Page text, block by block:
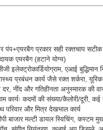
पंप+एयरबैग प्रकार सही रक्तचाप
एयरबैग (हटाने योग्य)
इलेक्ट्रोकार्डियोग्राम, एआई बुद्धिमान
प्रबंधन कार्य जैसे रक्त शर्करा,
नींद और गतिहीनता अनुस्मारक की
कार्यः कदमों की संख्या/कैलोरी/दूरी, कई
परिवार और मित्र देखभाल कार्य
बाजार मल्टी डायल स्विचिंग, कस्टम